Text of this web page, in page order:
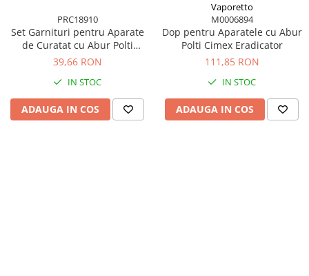
Accesorii aspiratoare
Accesorii dispozitive profesionale
Carduri Cadou
Pachete & Oferte
PRC18910
Set Garnituri pentru Aparate
de Curatat cu Abur Polti
Vaporetto Smart 30
39,66 RON
IN STOC
ADAUGA IN COS
Vaporetto
M0006894
Dop pentru Aparatele cu Abur
Polti Cimex Eradicator
111,85 RON
IN STOC
ADAUGA IN COS